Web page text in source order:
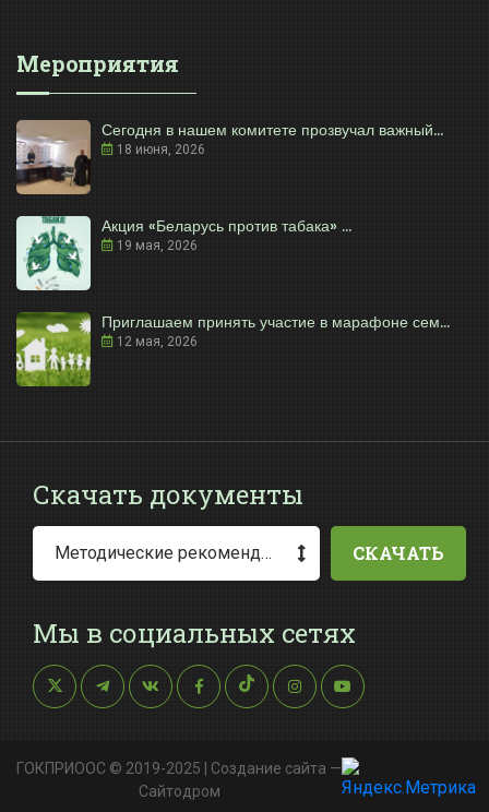
Мероприятия
Сегодня в нашем комитете прозвучал важный...
18 июня, 2026
Акция «Беларусь против табака» ...
19 мая, 2026
Приглашаем принять участие в марафоне сем...
12 мая, 2026
Скачать документы
Методические рекомендации по заполнению заявления о выдаче разрешения на специальное водопользование СКАЧАТЬ
Мы в социальных сетях
ГОКПРИООС © 2019-2025 | Создание сайта —
Сайтодром